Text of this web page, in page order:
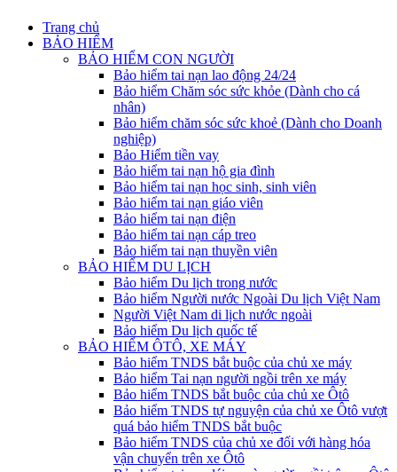
Trang chủ
BẢO HIỂM
BẢO HIỂM CON NGƯỜI
Bảo hiểm tai nạn lao động 24/24
Bảo hiểm Chăm sóc sức khỏe (Dành cho cá
nhân)
Bảo hiểm chăm sóc sức khoẻ (Dành cho Doanh
nghiệp)
Bảo Hiểm tiền vay
Bảo hiểm tai nạn hộ gia đình
Bảo hiểm tai nạn học sinh, sinh viên
Bảo hiểm tai nạn giáo viên
Bảo hiểm tai nạn điện
Bảo hiểm tai nạn cáp treo
Bảo hiểm tai nạn thuyền viên
BẢO HIỂM DU LỊCH
Bảo hiểm Du lịch trong nước
Bảo hiểm Người nước Ngoài Du lịch Việt Nam
Người Việt Nam di lịch nước ngoài
Bảo hiểm Du lịch quốc tế
BẢO HIỂM ÔTÔ, XE MÁY
Bảo hiểm TNDS bắt buộc của chủ xe máy
Bảo hiểm Tai nạn người ngồi trên xe máy
Bảo hiểm TNDS bắt buộc của chủ xe Ôtô
Bảo hiểm TNDS tự nguyện của chủ xe Ôtô vượt
quá bảo hiểm TNDS bắt buộc
Bảo hiểm TNDS của chủ xe đối với hàng hóa
vận chuyển trên xe Ôtô